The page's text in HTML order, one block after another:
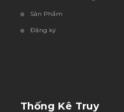
Sản Phẩm
Đăng ký
Thống Kê Truy